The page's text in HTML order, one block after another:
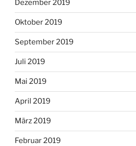
Dezember 2019
Oktober 2019
September 2019
Juli 2019
Mai 2019
April 2019
März 2019
Februar 2019